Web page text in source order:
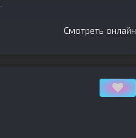
Смотреть онлайн